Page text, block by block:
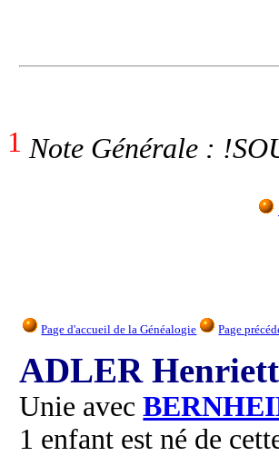
1 Note Générale :
Page d'accueil de la Généalogie Page
ADLER
Unie avec
1 enfant est né de